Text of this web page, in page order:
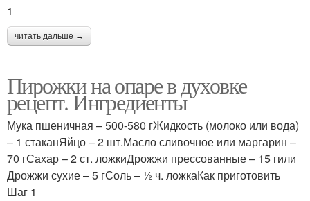
1
читать дальше →
Пирожки на опаре в духовке
рецепт. Ингредиенты
Мука пшеничная – 500-580 гЖидкость (молоко или вода)
– 1 стаканЯйцо – 2 шт.Масло сливочное или маргарин –
70 гСахар – 2 ст. ложкиДрожжи прессованные – 15 гили
Дрожжи сухие – 5 гСоль – ½ ч. ложкаКак приготовить
Шаг 1